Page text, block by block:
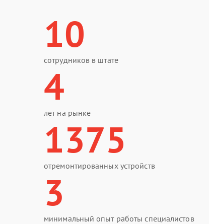
10
сотрудников в штате
4
лет на рынке
1375
отремонтированных устройств
3
минимальный опыт работы специалистов